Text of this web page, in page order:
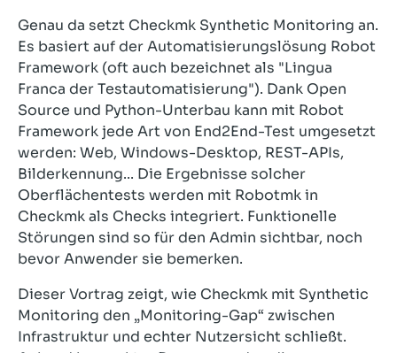
Genau da setzt Checkmk Synthetic Monitoring an.
Es basiert auf der Automatisierungslösung Robot
Framework (oft auch bezeichnet als "Lingua
Franca der Testautomatisierung"). Dank Open
Source und Python-Unterbau kann mit Robot
Framework jede Art von End2End-Test umgesetzt
werden: Web, Windows-Desktop, REST-APIs,
Bilderkennung... Die Ergebnisse solcher
Oberflächentests werden mit Robotmk in
Checkmk als Checks integriert. Funktionelle
Störungen sind so für den Admin sichtbar, noch
bevor Anwender sie bemerken.
Dieser Vortrag zeigt, wie Checkmk mit Synthetic
Monitoring den „Monitoring-Gap“ zwischen
Infrastruktur und echter Nutzersicht schließt.